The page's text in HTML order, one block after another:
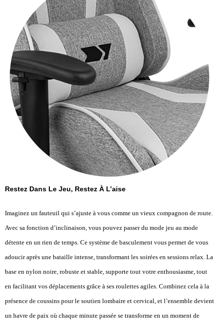
Restez Dans Le Jeu, Restez À L’aise
Imaginez un fauteuil qui s’ajuste à vous comme un vieux compagnon de route.
Avec sa fonction d’inclinaison, vous pouvez passer du mode jeu au mode
détente en un rien de temps. Ce système de basculement vous permet de vous
adoucir après une bataille intense, transformant les soirées en sessions relax. La
base en nylon noire, robuste et stable, supporte tout votre enthousiasme, tout
en facilitant vos déplacements grâce à ses roulettes agiles. Combinez cela à la
présence de coussins pour le soutien lombaire et cervical, et l’ensemble devient
un havre de paix où chaque minute passée se transforme en un moment de